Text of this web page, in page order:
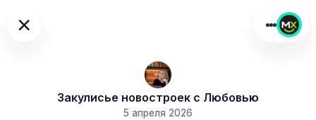
×
Закулисье новостроек с Любовью
5 апреля 2026